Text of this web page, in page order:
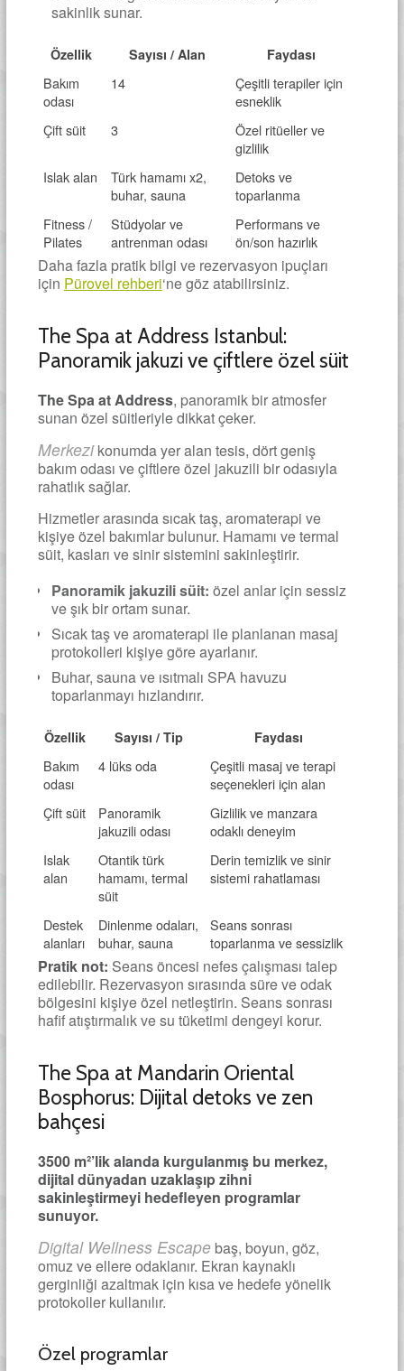
sakinlik sunar.
Özellik Sayısı / Alan Faydası
Bakım
odası
14
Çeşitli terapiler için
esneklik
Çift süit
3
Özel ritüeller ve
gizlilik
Islak alan
Türk hamamı x2,
buhar, sauna
Detoks ve
toparlanma
Fitness /
Pilates
Stüdyolar ve
antrenman odası
Performans ve
ön/son hazırlık
Daha fazla pratik bilgi ve rezervasyon ipuçları
için Pürovel rehberi‘ne göz atabilirsiniz.
The Spa at Address Istanbul:
Panoramik jakuzi ve çiftlere özel süit
The Spa at Address, panoramik bir atmosfer
sunan özel süitleriyle dikkat çeker.
Merkezikonumda yer alan tesis, dört geniş
bakım odası ve çiftlere özel jakuzili bir odasıyla
rahatlık sağlar.
Hizmetler arasında sıcak taş, aromaterapi ve
kişiye özel bakımlar bulunur. Hamamı ve termal
süit, kasları ve sinir sistemini sakinleştirir.
Panoramik jakuzili süit: özel anlar için sessiz
ve şık bir ortam sunar.
Sıcak taş ve aromaterapi ile planlanan masaj
protokolleri kişiye göre ayarlanır.
Buhar, sauna ve ısıtmalı SPA havuzu
toparlanmayı hızlandırır.
Özellik Sayısı / Tip Faydası
Bakım
odası
4 lüks oda
Çeşitli masaj ve terapi
seçenekleri için alan
Çift süit
Panoramik
jakuzili odası
Gizlilik ve manzara
odaklı deneyim
Islak
alan
Otantik türk
hamamı, termal
süit
Derin temizlik ve sinir
sistemi rahatlaması
Destek
alanları
Dinlenme odaları,
buhar, sauna
Seans sonrası
toparlanma ve sessizlik
Pratik not: Seans öncesi nefes çalışması talep
edilebilir. Rezervasyon sırasında süre ve odak
bölgesini kişiye özel netleştirin. Seans sonrası
hafif atıştırmalık ve su tüketimi dengeyi korur.
The Spa at Mandarin Oriental
Bosphorus: Dijital detoks ve zen
bahçesi
3500 m²’lik alanda kurgulanmış bu merkez,
dijital dünyadan uzaklaşıp zihni
sakinleştirmeyi hedefleyen programlar
sunuyor.
Digital Wellness Escapebaş, boyun, göz,
omuz ve ellere odaklanır. Ekran kaynaklı
gerginliği azaltmak için kısa ve hedefe yönelik
protokoller kullanılır.
Özel programlar